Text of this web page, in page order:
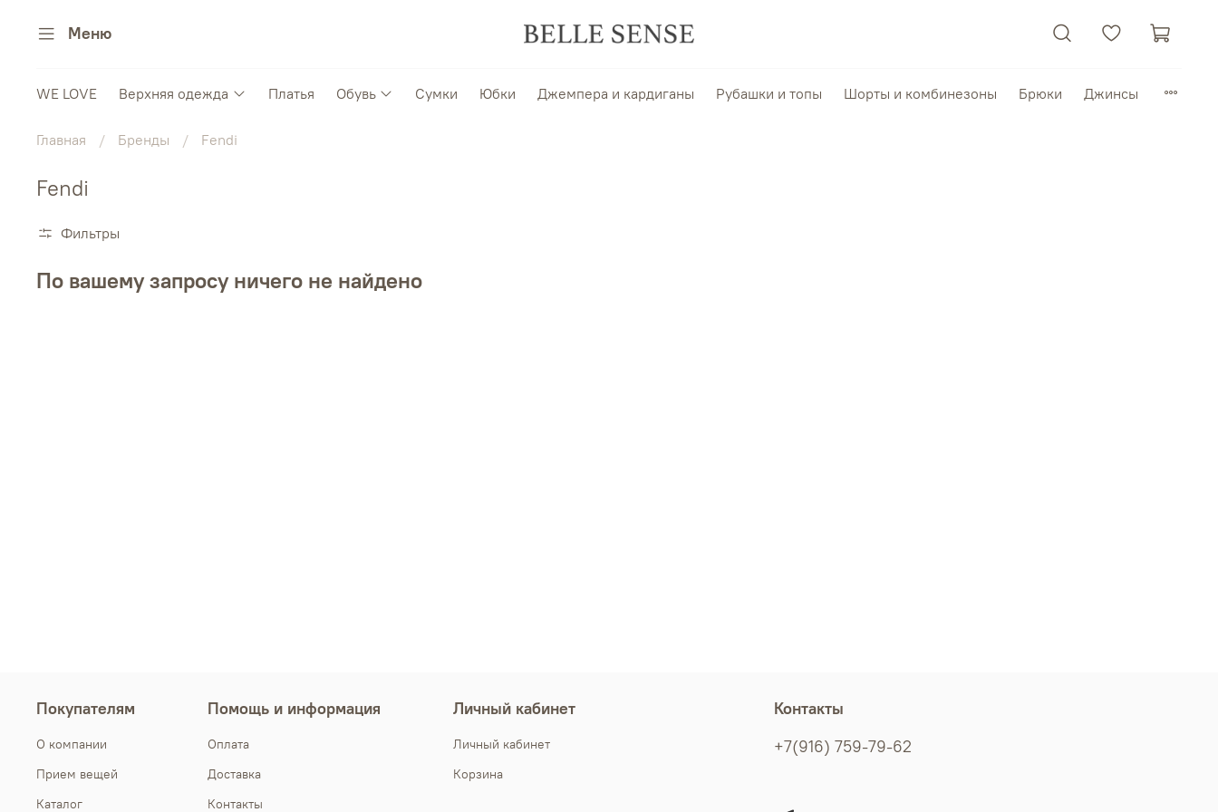
Меню
WE LOVE Верхняя одежда Платья Обувь Сумки Юбки Джемпера и кардиганы Рубашки и топы Шорты и комбинезоны Брюки Джинсы
Главная Бренды Fendi
Fendi
Фильтры
По вашему запросу ничего не найдено
Покупателям
О компании
Прием вещей
Каталог
Помощь и информация
Оплата
Доставка
Контакты
Личный кабинет
Личный кабинет
Корзина
Контакты
+7(916) 759-79-62